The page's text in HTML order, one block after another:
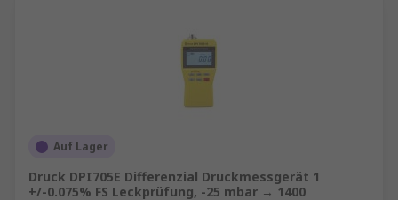
Auf Lager
Druck DPI705E Differenzial Druckmessgerät 1
+/-0.075% FS Leckprüfung, -25 mbar → 1400